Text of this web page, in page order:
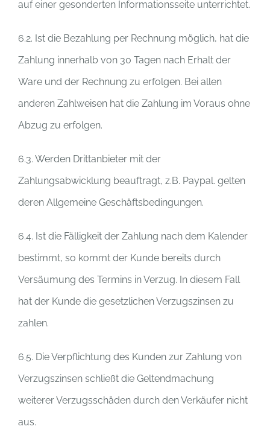
auf einer gesonderten Informationsseite unterrichtet.
6.2. Ist die Bezahlung per Rechnung möglich, hat die
Zahlung innerhalb von 30 Tagen nach Erhalt der
Ware und der Rechnung zu erfolgen. Bei allen
anderen Zahlweisen hat die Zahlung im Voraus ohne
Abzug zu erfolgen.
6.3. Werden Drittanbieter mit der
Zahlungsabwicklung beauftragt, z.B. Paypal. gelten
deren Allgemeine Geschäftsbedingungen.
6.4. Ist die Fälligkeit der Zahlung nach dem Kalender
bestimmt, so kommt der Kunde bereits durch
Versäumung des Termins in Verzug. In diesem Fall
hat der Kunde die gesetzlichen Verzugszinsen zu
zahlen.
6.5. Die Verpflichtung des Kunden zur Zahlung von
Verzugszinsen schließt die Geltendmachung
weiterer Verzugsschäden durch den Verkäufer nicht
aus.